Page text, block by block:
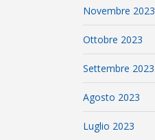
Novembre 2023
Ottobre 2023
Settembre 2023
Agosto 2023
Luglio 2023